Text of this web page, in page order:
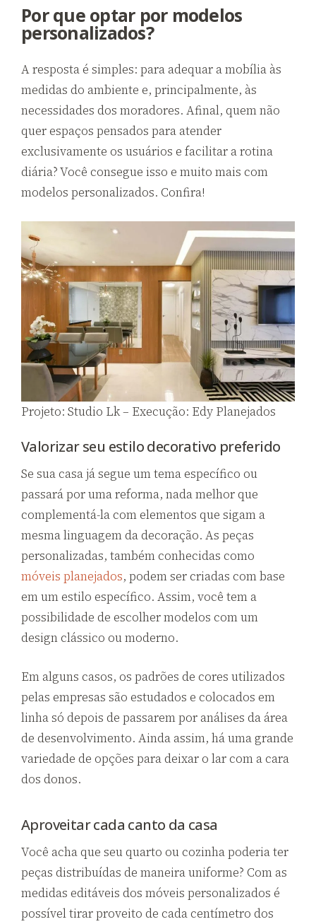
Por que optar por modelos
personalizados?
A resposta é simples: para adequar a mobília às
medidas do ambiente e, principalmente, às
necessidades dos moradores. Afinal, quem não
quer espaços pensados para atender
exclusivamente os usuários e facilitar a rotina
diária? Você consegue isso e muito mais com
modelos personalizados. Confira!
Projeto: Studio Lk – Execução: Edy Planejados
Valorizar seu estilo decorativo preferido
Se sua casa já segue um tema específico ou
passará por uma reforma, nada melhor que
complementá-la com elementos que sigam a
mesma linguagem da decoração. As peças
personalizadas, também conhecidas como
móveis planejados, podem ser criadas com base
em um estilo específico. Assim, você tem a
possibilidade de escolher modelos com um
design clássico ou moderno.
Em alguns casos, os padrões de cores utilizados
pelas empresas são estudados e colocados em
linha só depois de passarem por análises da área
de desenvolvimento. Ainda assim, há uma grande
variedade de opções para deixar o lar com a cara
dos donos.
Aproveitar cada canto da casa
Você acha que seu quarto ou cozinha poderia ter
peças distribuídas de maneira uniforme? Com as
medidas editáveis dos móveis personalizados é
possível tirar proveito de cada centímetro dos